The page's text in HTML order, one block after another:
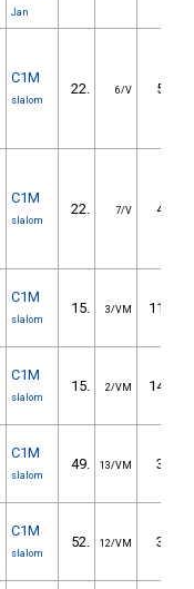
Jan
C1M
slalom
22. 6/V 52.45
C1M
slalom
22. 7/V 44.78
C1M
slalom
15. 3/VM 117.50
C1M
slalom
15. 2/VM 148.90
C1M
slalom
49. 13/VM 35.80
C1M
slalom
52. 12/VM 34.60